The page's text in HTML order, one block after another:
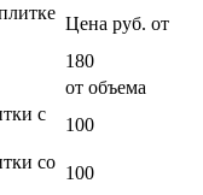
Цена руб. от
180
от объема
с
100
со
100